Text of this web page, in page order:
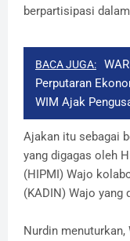
berpartisipasi
BACA JUGA:
Perputaran
WIM Ajak
Ajakan itu sebagai
yang digagas oleh
(HIPMI) Wajo
(KADIN) Wajo yang
Nurdin menuturkan,